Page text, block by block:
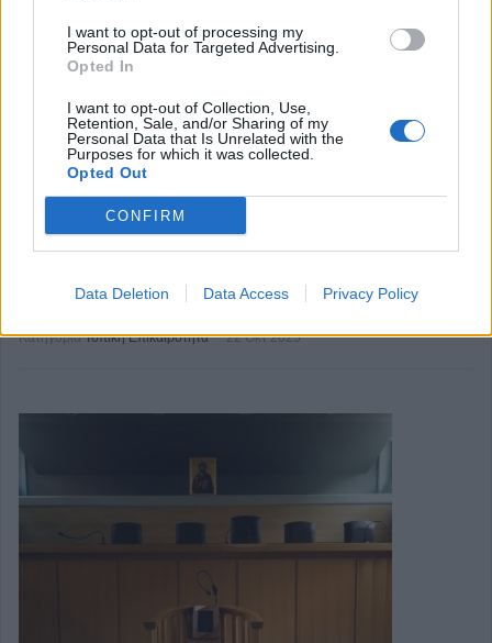
I want to opt-out of processing my
Personal Data for Targeted Advertising.
Opted In
I want to opt-out of Collection, Use,
Retention, Sale, and/or Sharing of my
Personal Data that Is Unrelated with the
Purposes for which it was collected.
Opted Out
CONFIRM
Data Deletion Data Access Privacy Policy
Λίμνης Πλαστήρα
Ο Δήμος Λίμνης Πλαστήρα συμμετέχει στην Παγκόσμια
Ημέρα κατά του Καρκίνου του Μαστού (25/10/2025), με
ενημερωτική εκδήλωση που οργάνωσε στο δημαρχείο το
προσωπικό «Βοήθεια στο Σπίτι». Συντονίστρια ήταν η κ.
κοινωνική λειτουργός κ. Λουκία Χαντζή και ομιλήτριες ήταν
Υγείας Μουζακίου, με το οποίο συνεργάζεται ο Δήμος.
Κατηγορία Τοπική Επικαιρότητα 22 Οκτ 2025